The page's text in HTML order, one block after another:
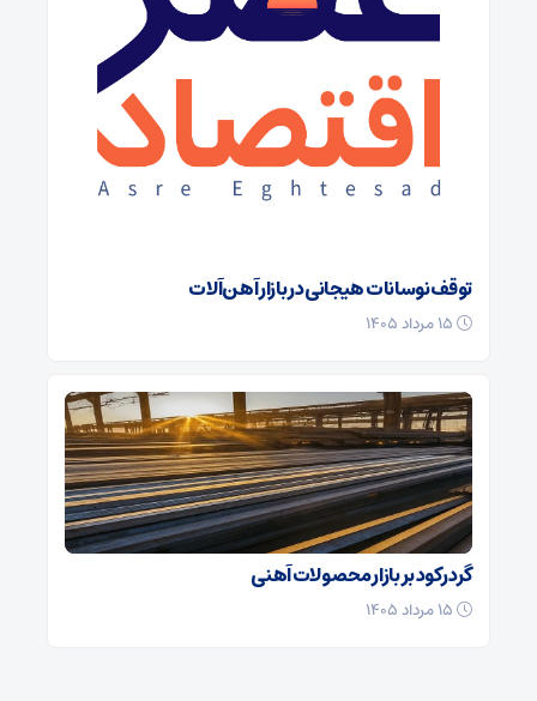
توقف نوسانات هیجانی در بازار آهن‌آلات
گرد رکود بر بازار محصولات آهنی